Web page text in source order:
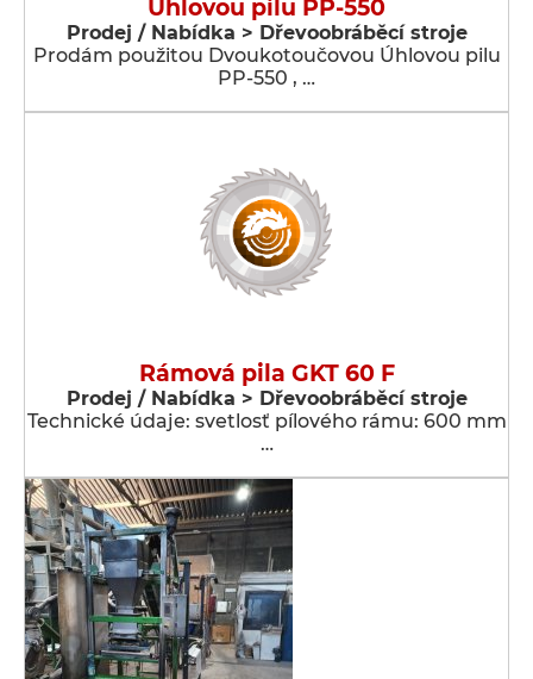
Úhlovou pilu PP-550
Prodej / Nabídka > Dřevoobráběcí stroje
Prodám použitou Dvoukotoučovou Úhlovou pilu
PP-550 , …
Rámová pila GKT 60 F
Prodej / Nabídka > Dřevoobráběcí stroje
Technické údaje: svetlosť pílového rámu: 600 mm
…